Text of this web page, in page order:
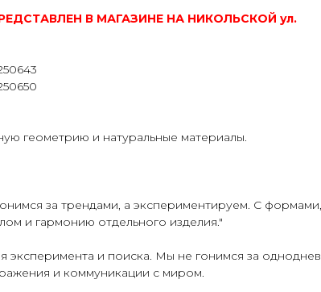
В МАГАЗИНЕ НА НИКОЛЬСКОЙ ул.
геометрию и натуральные материалы.
за трендами, а экспериментируем. С формами,
и гармонию отдельного изделия."
эксперимента и поиска. Мы не гонимся за
и коммуникации с миром.